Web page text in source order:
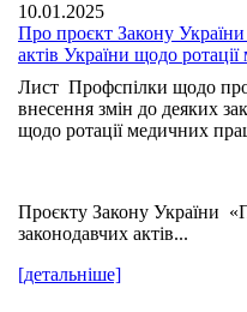
10.01.2025
Про проєкт Закону
актів України щодо
Лист Профспілки щодо
внесення змін до деяких
щодо ротації медичних
Проєкту Закону України
законодавчих актів...
[детальніше]